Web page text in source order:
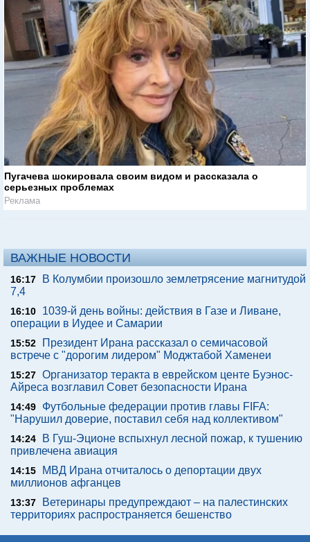
Пугачева шокировала своим видом и рассказала о
серьезных проблемах
Реклама
ВАЖНЫЕ НОВОСТИ
16:17
В Колумбии произошло землетрясение магнитудой
7,4
16:10
1039-й день войны: действия в Газе и Ливане,
операции в Иудее и Самарии
15:52
Президент Ирана рассказал о семичасовой
встрече с "дорогим лидером" Моджтабой Хаменеи
15:27 Организатор теракта в еврейском центе Буэнос-
Айреса возглавил Совет безопасности Ирана
14:49
Футбольные федерации против главы FIFA:
"Нарушил доверие, поставил себя над коллективом"
14:24
В Гуш-Эционе вспыхнул лесной пожар, к тушению
привлечена авиация
14:15
МВД Ирана отчиталось о депортации двух
миллионов афганцев
13:37
Ветеринары предупреждают – на палестинских
территориях распространяется бешенство